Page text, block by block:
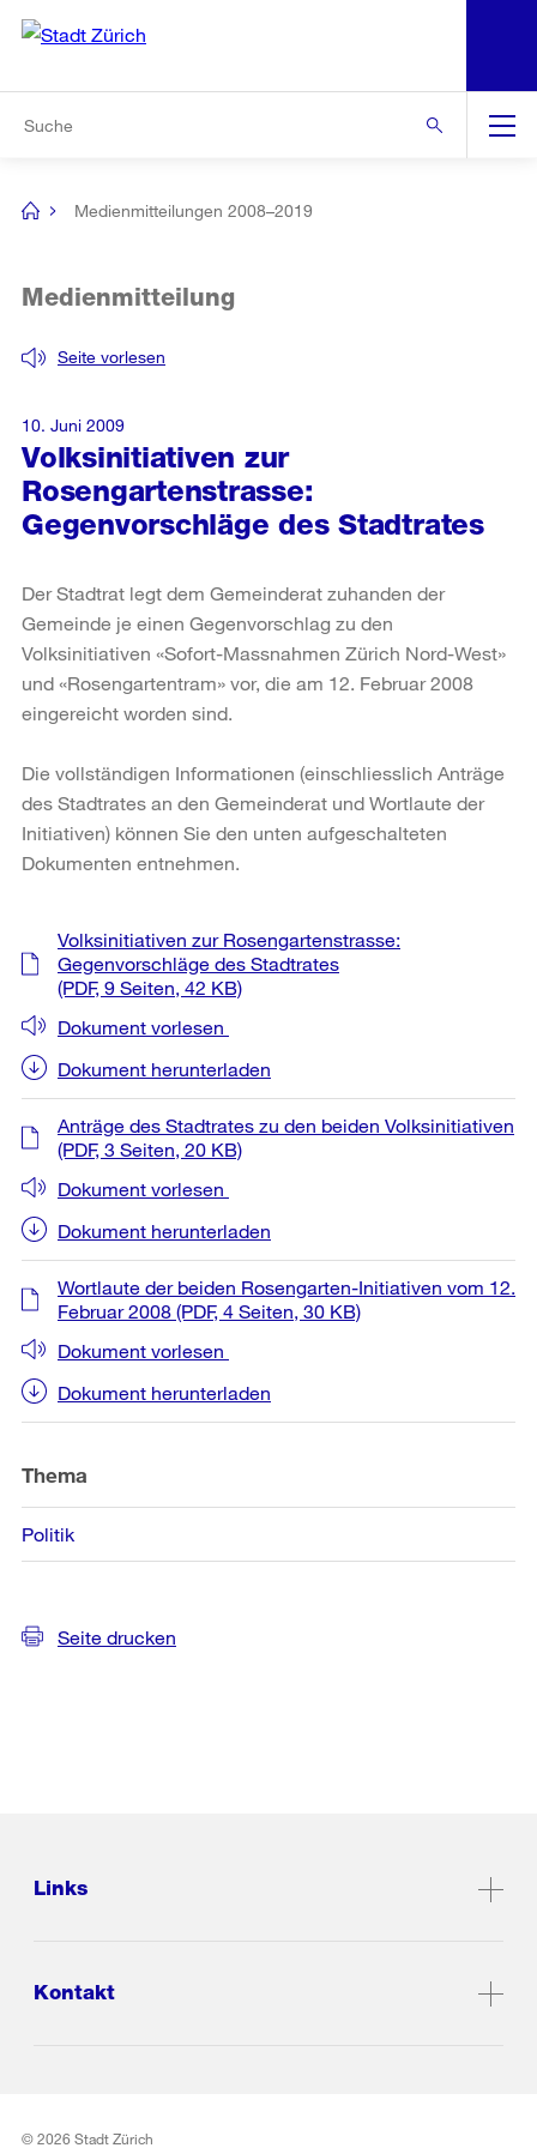
Navigation
[no
Medienmitteilungen 2008–2019
Volksinitiativen zur
Rosengartenstrasse:
Gegenvorschläge des Stadtrates
Seite vorlesen
Medienmitteilung
10. Juni 2009
Der Stadtrat legt dem Gemeinderat zuhanden der
Gemeinde je einen Gegenvorschlag zu den
Volksinitiativen «Sofort-Massnahmen Zürich Nord-West»
und «Rosengartentram» vor, die am 12. Februar 2008
eingereicht worden sind.
Die vollständigen Informationen (einschliesslich Anträge
des Stadtrates an den Gemeinderat und Wortlaute der
Initiativen) können Sie den unten aufgeschalteten
Dokumenten entnehmen.
Weitere
Informationen
Volksinitiativen zur Rosengartenstrasse:
Gegenvorschläge des Stadtrates
(PDF, 9 Seiten, 42 KB)
Dokument vorlesen
Dokument herunterladen
Anträge des Stadtrates zu den beiden Volksinitiativen
(PDF, 3 Seiten, 20 KB)
Dokument vorlesen
Dokument herunterladen
Wortlaute der beiden Rosengarten-Initiativen vom 12.
Februar 2008 (PDF, 4 Seiten, 30 KB)
Dokument vorlesen
Dokument herunterladen
Thema
Politik
Seite drucken
Links
Kontakt
© 2026 Stadt Zürich